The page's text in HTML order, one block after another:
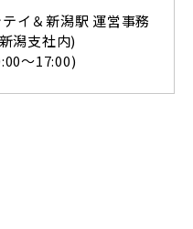
イ＆新潟駅 運営事務
潟支社内)
～17:00)